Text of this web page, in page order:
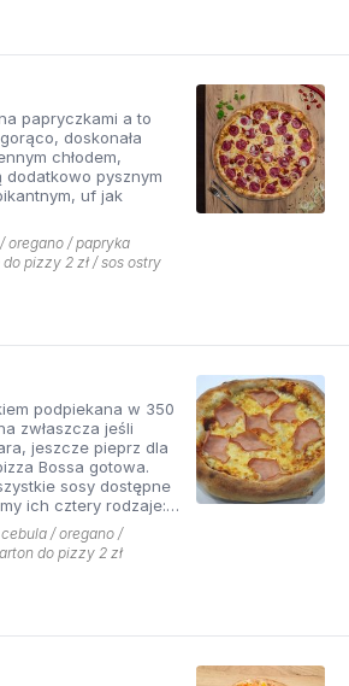
papryczkami a to
chłodem,
pysznym
uf jak
oregano / papryka
pizzy 2 zł / sos ostry
podpiekana w 350
zwłaszcza jeśli
jeszcze pieprz dla
Bossa gotowa.
sosy dostępne
ich cztery rodzaje:
pikantny,
w smaku.
/ oregano /
do pizzy 2 zł